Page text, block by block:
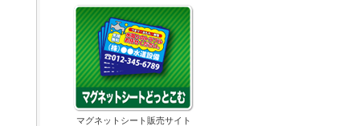
マグネットシート販売サイト